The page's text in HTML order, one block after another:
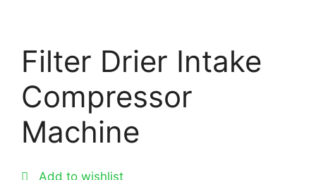
Filter Drier Intake
Compressor
Machine
Add to wishlist